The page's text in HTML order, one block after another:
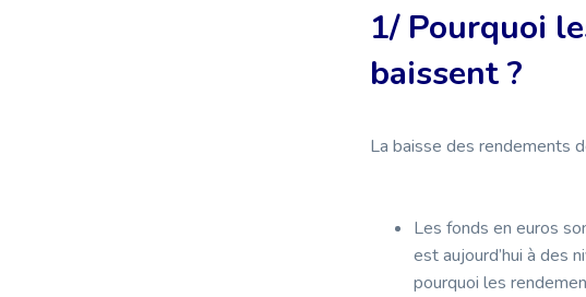
1/ Pourquoi
baissent ?
La baisse des rendements
Les fonds en euros
est aujourd’hui à des
pourquoi les